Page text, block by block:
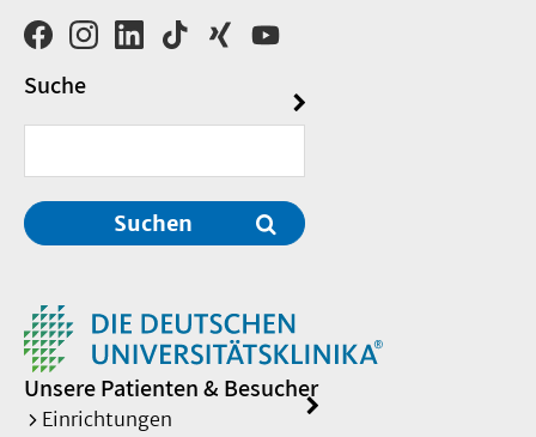
Thomas.Meissner@med.uni-
duesseldorf.de
Sekretariat: +49 (0)211 81
Sekretariat: +049 (0)211 81
17384
Suche
Suchen
Unsere Patienten & Besucher
Einrichtungen